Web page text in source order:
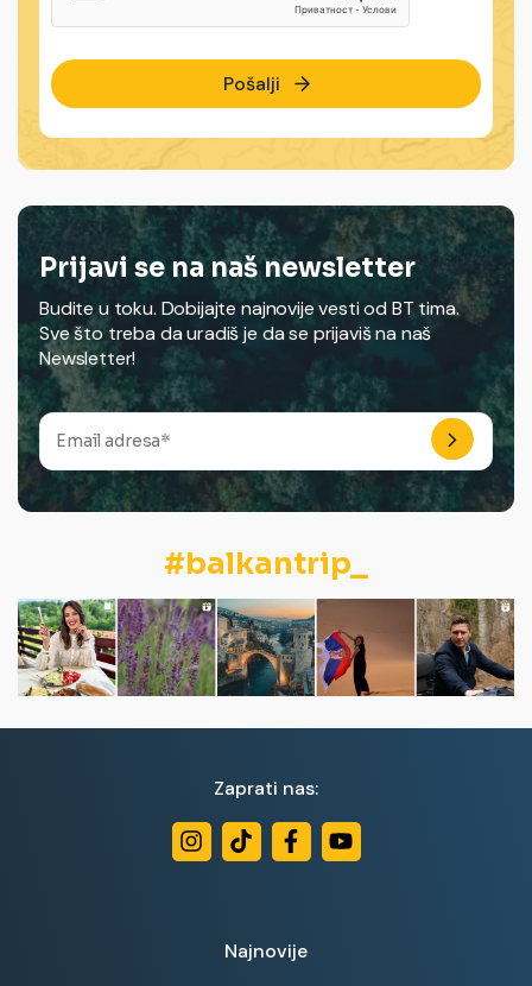
Pošalji
Prijavi se na naš newsletter
Budite u toku. Dobijajte najnovije vesti od BT tima.
Sve što treba da uradiš je da se prijaviš na naš
Newsletter!
#balkantrip_
Zaprati nas:
Najnovije